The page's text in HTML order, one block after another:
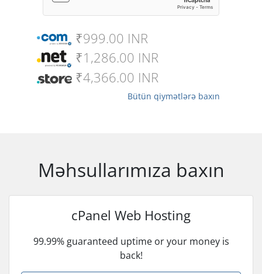
₹999.00 INR
₹1,286.00 INR
₹4,366.00 INR
Bütün qiymətlərə baxın
Məhsullarımıza baxın
cPanel Web Hosting
99.99% guaranteed uptime or your money is
back!